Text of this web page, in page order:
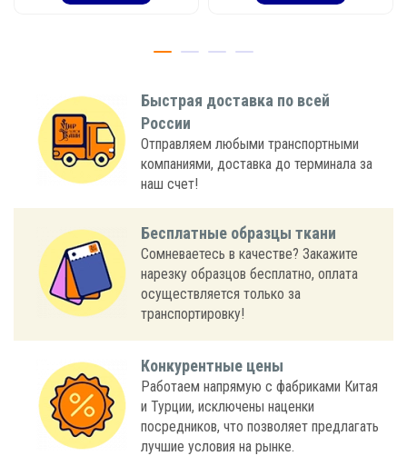
Быстрая доставка по всей
России
Отправляем любыми транспортными
компаниями, доставка до терминала за
наш счет!
Бесплатные образцы ткани
Сомневаетесь в качестве? Закажите
нарезку образцов бесплатно, оплата
осуществляется только за
транспортировку!
Конкурентные цены
Работаем напрямую с фабриками Китая
и Турции, исключены наценки
посредников, что позволяет предлагать
лучшие условия на рынке.